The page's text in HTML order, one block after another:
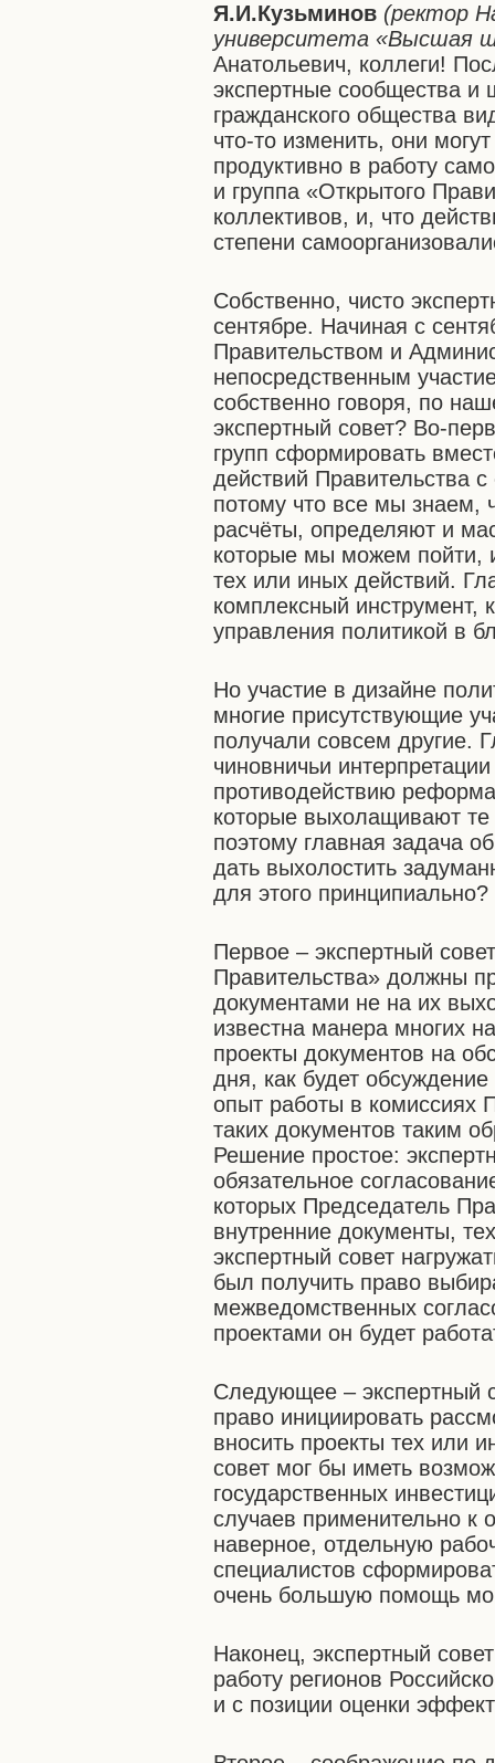
Я.И.Кузьминов (ректор
университета «Высшая
Анатольевич, коллеги!
экспертные сообщества и
гражданского общества
что-то изменить, они
продуктивно в работу
и группа «Открытого
коллективов, и, что
степени
Собственно, чисто
сентябре. Начиная с
Правительством и
непосредственным
собственно говоря, по
экспертный совет? Во-
групп сформировать
действий Правительства
потому что все мы знаем,
расчёты, определяют и
которые мы можем пойти,
тех или иных действий.
комплексный инструмент,
управления политикой в
Но участие в дизайне
многие присутствующие
получали совсем другие.
чиновничьи
противодействию
которые выхолащивают
поэтому главная задача
дать выхолостить
для этого принципиально?
Первое – экспертный
Правительства» должны
документами не на их
известна манера многих
проекты документов на
дня, как будет
опыт работы в комиссиях
таких документов таким
Решение простое:
обязательное
которых Председатель
внутренние документы,
экспертный совет
был получить право
межведомственных
проектами он будет
Следующее – экспертный
право инициировать
вносить проекты тех или
совет мог бы иметь
государственных
случаев применительно к
наверное, отдельную
специалистов
очень большую помощь
Наконец, экспертный
работу регионов
и с позиции оценки